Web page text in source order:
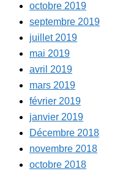
octobre 2019
septembre 2019
juillet 2019
mai 2019
avril 2019
mars 2019
février 2019
janvier 2019
Décembre 2018
novembre 2018
octobre 2018